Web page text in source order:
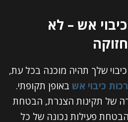
אש – לא
שלך תהיה מוכנה בכל עת,
כיבוי אש באופן תקופתי.
של תקינות הצנרת, הבטחת
פעילות נכונה של כל